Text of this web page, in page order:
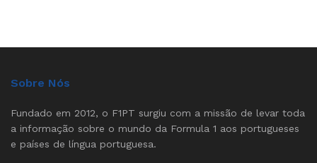
Sobre Nós
Fundado em 2012, o F1PT surgiu com a missão de levar toda
a informação sobre o mundo da Formula 1 aos portugueses
e países de língua portuguesa.